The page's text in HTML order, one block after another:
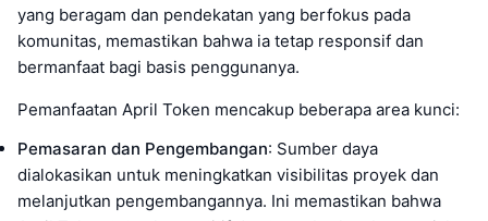
yang beragam dan pendekatan yang berfokus pada
komunitas, memastikan bahwa ia tetap responsif dan
bermanfaat bagi basis penggunanya.
Pemanfaatan April Token mencakup beberapa area kunci:
Pemasaran dan Pengembangan: Sumber daya
dialokasikan untuk meningkatkan visibilitas proyek dan
melanjutkan pengembangannya. Ini memastikan bahwa